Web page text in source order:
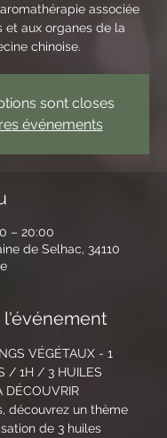
associée
et aux organes de la
chinoise.
sont closes
événements
– 20:00
de Selhac, 34110
l'événement
VÉGÉTAUX - 1
/ 1H / 3 HUILES
DÉCOUVRIR
découvrez un thème
de 3 huiles